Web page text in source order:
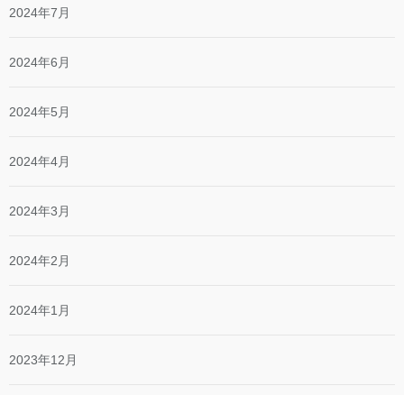
2024年7月
2024年6月
2024年5月
2024年4月
2024年3月
2024年2月
2024年1月
2023年12月